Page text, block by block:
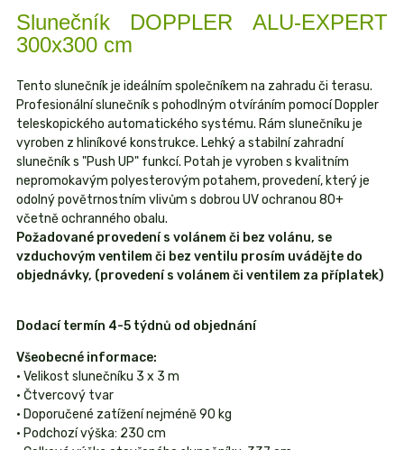
Slunečník DOPPLER ALU-EXPERT
300x300 cm
Tento slunečník je ideálním společníkem na zahradu či terasu.
Profesionální slunečník s pohodlným otvíráním pomocí Doppler
teleskopického automatického systému. Rám slunečníku je
vyroben z hliníkové konstrukce. Lehký a stabilní zahradní
slunečník s "Push UP" funkcí. Potah je vyroben s kvalitním
nepromokavým polyesterovým potahem, provedení, který je
odolný povětrnostním vlivům s dobrou UV ochranou 80+
včetně ochranného obalu.
Požadované provedení s volánem či bez volánu, se
vzduchovým ventilem či bez ventilu prosím uvádějte do
objednávky, (provedení s volánem či ventilem za příplatek)
Dodací termín 4-5 týdnů od objednání
Všeobecné informace:
• Velikost slunečníku 3 x 3 m
• Čtvercový tvar
• Doporučené zatížení nejméně 90 kg
• Podchozí výška: 230 cm